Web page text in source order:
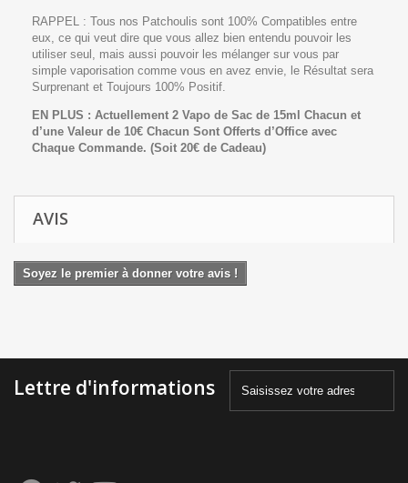
RAPPEL : Tous nos Patchoulis sont 100% Compatibles entre
eux, ce qui veut dire que vous allez bien entendu pouvoir les
utiliser seul, mais aussi pouvoir les mélanger sur vous par
simple vaporisation comme vous en avez envie, le Résultat sera
Surprenant et Toujours 100% Positif.
EN PLUS : Actuellement 2 Vapo de Sac de 15ml Chacun et
d’une Valeur de 10€ Chacun Sont Offerts d’Office avec
Chaque Commande. (Soit 20€ de Cadeau)
AVIS
Soyez le premier à donner votre avis !
Lettre d'informations